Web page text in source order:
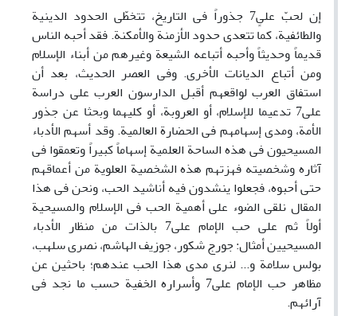
إن لحبّ علیٍ7 جذوراً فی التاریخ، تتخطّى الحدود الدینیة
والطائفیة، کما تتعدى حدود الأزمنة والأمکنة. فقد أحبه الناس
قدیماً وحدیثاً وأحبه أتباعه الشیعة وغیرهم من أبناء الإسلام
ومن أتباع الدیانات الأخرى. وفی العصر الحدیث، بعد أن
استفاق العرب لواقعهم أقبل الدارسون العرب على دراسة
علی7 تدعیما للإسلام، أو العروبة، أو کلیهما وبحثا عن جذور
الأمة، ومدى إسهامهم فی الحضارة العالمیة. وقد أسهم الأدباء
المسیحیون فی هذه الساحة العلمیة إسهاماً کبیراً وتعمقوا فی
آثاره وشخصیته فهزتهم هذه الشخصیة العلویة من أعماقهم
حتى أحبوه، فجعلوا ینشدون فیه أناشید الحب، ونحن فی هذا
المقال نلقی الضوء على أهمیة الحب فی الإسلام والمسیحیة
أولاً ثم على حب الإمام علی7 بالذات من منظار الأدباء
المسیحیین أمثال: جورج شکور، جوزیف الهاشم، نصری سلهب،
بولس سلامة و... لنرى مدى هذا الحب عندهم؛ باحثین عن
مظاهر حب الإمام علی7 وأسراره الخفیة حسب ما نجد فی
آرائهم.